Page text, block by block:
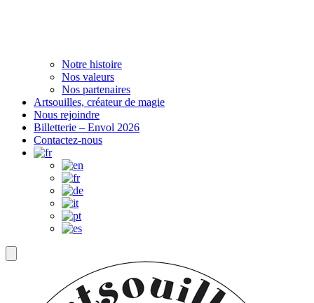
Notre histoire
Nos valeurs
Nos partenaires
Artsouilles, créateur de magie
Nous rejoindre
Billetterie – Envol 2026
Contactez-nous